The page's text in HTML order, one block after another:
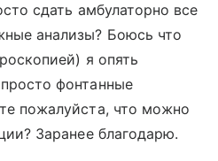
сдать амбулаторно все
анализы? Боюсь что
я опять
фонтанные
пожалуйста, что можно
Заранее благодарю.